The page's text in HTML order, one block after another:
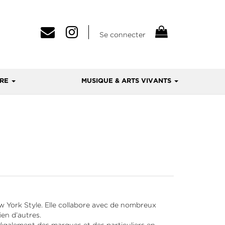
Se connecter
MUSIQUE & ARTS VIVANTS
Style. Elle collabore avec de nombreux
d’autres.